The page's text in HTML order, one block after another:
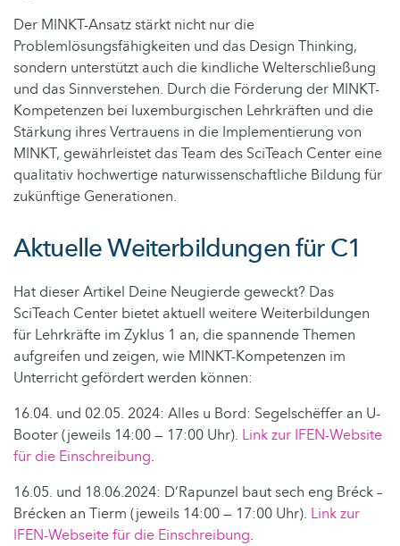
Der MINKT-Ansatz stärkt nicht nur die
Problemlösungsfähigkeiten und das Design Thinking,
sondern unterstützt auch die kindliche Welterschließung
und das Sinnverstehen. Durch die Förderung der MINKT-
Kompetenzen bei luxemburgischen Lehrkräften und die
Stärkung ihres Vertrauens in die Implementierung von
MINKT, gewährleistet das Team des SciTeach Center eine
qualitativ hochwertige naturwissenschaftliche Bildung für
zukünftige Generationen.
Aktuelle Weiterbildungen für C1
Hat dieser Artikel Deine Neugierde geweckt? Das
SciTeach Center bietet aktuell weitere Weiterbildungen
für Lehrkräfte im Zyklus 1 an, die spannende Themen
aufgreifen und zeigen, wie MINKT-Kompetenzen im
Unterricht gefördert werden können:
16.04. und 02.05. 2024: Alles u Bord: Segelschëffer an U-
Booter (jeweils 14:00 — 17:00 Uhr). Link zur IFEN-Website
für die Einschreibung.
16.05. und 18.06.2024: D’Rapunzel baut sech eng Bréck –
Brécken an Tierm (jeweils 14:00 — 17:00 Uhr). Link zur
IFEN-Webseite für die Einschreibung.